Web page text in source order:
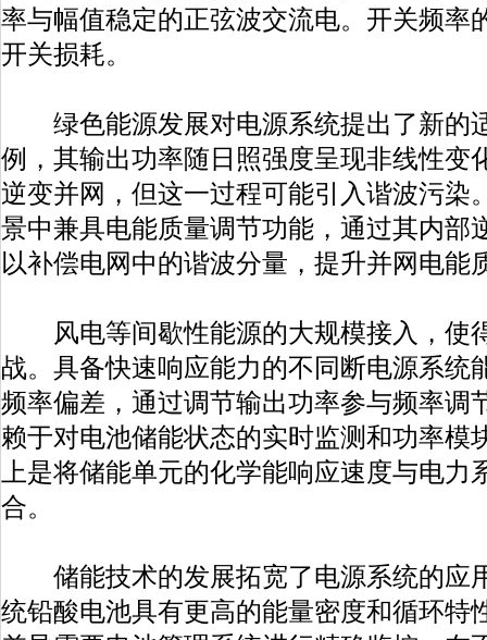
率与幅值稳定的正弦波交流电。开关频率
开关损耗。
绿色能源发展对电源系统提出了新的
例，其输出功率随日照强度呈现非线性变
逆变并网，但这一过程可能引入谐波污染
景中兼具电能质量调节功能，通过其内部
以补偿电网中的谐波分量，提升并网电能
风电等间歇性能源的大规模接入，使
战。具备快速响应能力的不同断电源系统
频率偏差，通过调节输出功率参与频率调
赖于对电池储能状态的实时监测和功率模
上是将储能单元的化学能响应速度与电
合。
储能技术的发展拓宽了电源系统的应
统铅酸电池具有更高的能量密度和循环特